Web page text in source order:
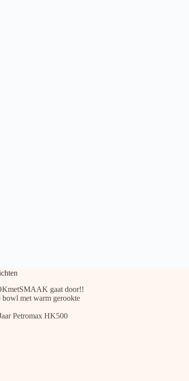
gaat door!!
bowl met warm gerookte
Petromax HK500